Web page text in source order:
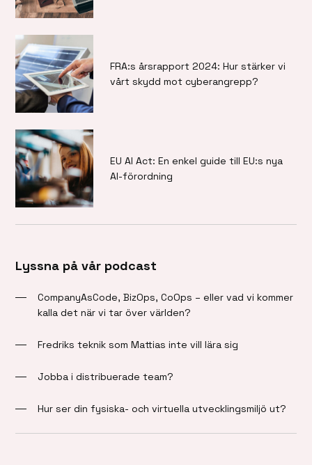
FRA:s årsrapport 2024: Hur stärker vi
vårt skydd mot cyberangrepp?
EU AI Act: En enkel guide till EU:s nya
AI-förordning
Lyssna på vår podcast
CompanyAsCode, BizOps, CoOps – eller vad vi kommer
kalla det när vi tar över världen?
Fredriks teknik som Mattias inte vill lära sig
Jobba i distribuerade team?
Hur ser din fysiska- och virtuella utvecklingsmiljö ut?